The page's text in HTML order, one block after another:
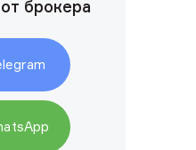
брокера